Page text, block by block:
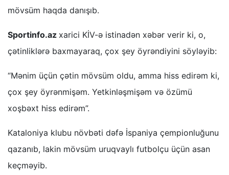
mövsüm haqda danışıb.
Sportinfo.az xarici KİV-ə istinadən xəbər verir ki, o,
çətinliklərə baxmayaraq, çox şey öyrəndiyini söyləyib:
“Mənim üçün çətin mövsüm oldu, amma hiss edirəm ki,
çox şey öyrənmişəm. Yetkinləşmişəm və özümü
xoşbəxt hiss edirəm”.
Kataloniya klubu növbəti dəfə İspaniya çempionluğunu
qazanıb, lakin mövsüm uruqvaylı futbolçu üçün asan
keçməyib.